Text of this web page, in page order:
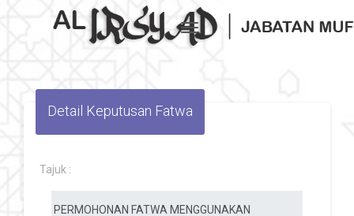
Toggle navigation
Detail Keputusan Fatwa
Tajuk :